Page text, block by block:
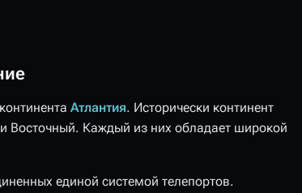
Атлантия. Исторически континент
Восточный. Каждый из них обладает широкой
единой системой телепортов.